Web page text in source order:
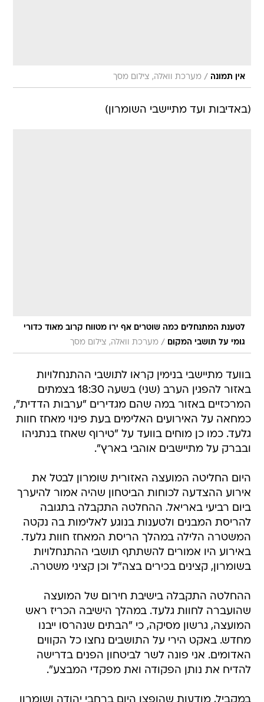
אין תמונה / מערכת וואלה, צילום מסך
(באדיבות ועד מתיישבי השומרון)
לטענת המתנחלים כמה שוטרים אף ירו מטווח קרוב מאוד כדורי
גומי על תושבי המקום
/ מערכת וואלה, צילום מסך
בוועד מתיישבי בנימין קראו לתושבי ההתנחלויות
באזור להפגין הערב (שני) בשעה 18:30 בצמתים
המרכזיים באזור במה שהם מגדירים "ערבות הדדית",
כמחאה על האירועים האלימים בעת פינוי מאחז חוות
גלעד. כמו כן מוחים בוועד על "טירוף שאחז בנתניהו
ובברק על מתיישבים אוהבי בארץ".
היום החליטה המועצה האזורית שומרון לבטל את
אירוע ההצדעה לכוחות הביטחון שהיה אמור להיערך
ביום רביעי באריאל. ההחלטה התקבלה בתגובה
להריסת המבנים ולטענות בנוגע לאלימות בה נקטה
המשטרה הלילה במהלך הריסת המאחז חוות גלעד.
באירוע היו אמורים להשתתף תושבי ההתנחלויות
בשומרון, קצינים בכירים בצה"ל וכן קציני משטרה.
ההחלטה התקבלה בישיבת חירום של המועצה
שהועברה לחוות גלעד. במהלך הישיבה הכריז ראש
המועצה, גרשון מסיקה, כי "הבתים שנהרסו ייבנו
מחדש. באקט הירי על התושבים נחצו כל הקווים
האדומים. אני פונה לשר לביטחון הפנים בדרישה
להדיח את נותן הפקודה ואת מפקדי המבצע".